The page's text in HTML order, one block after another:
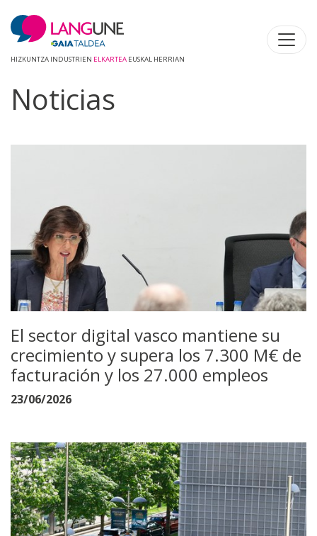
HIZKUNTZA INDUSTRIEN ELKARTEA EUSKAL HERRIAN
Noticias
El sector digital vasco mantiene su
crecimiento y supera los 7.300 M€ de
facturación y los 27.000 empleos
23/06/2026